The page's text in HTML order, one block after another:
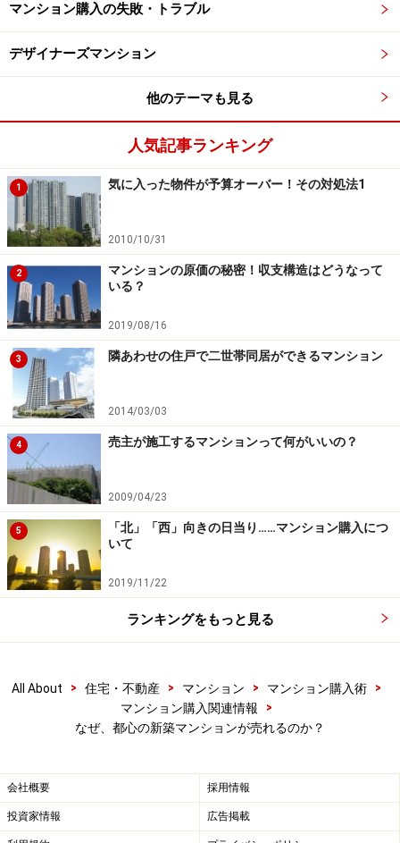
スポーツジムやミニシアター、託児所などは定番です
が、なかにはスーパーや金融機関の店舗、医療施設など
を設置している物件もあります。いわばマンション全体
がひとつの街として機能していると言えるでしょう。
都心のマンションはタワーだけではありません。もうひ
とつの「都心のマンション」といえば……
次ページ
しましょう。
※記事内容は執筆時点のものです。最新の内容をご確認くださ
い。
1/2 次のページへ
マンション購入の失敗・トラブル
デザイナーズマンション
他のテーマも見る
人気記事ランキング
1 気に入った物件が予算オーバー！その対処法1
2010/10/31
2
マンションの原価の秘密！収支構造はどうなって
いる？
2019/08/16
3 隣あわせの住戸で二世帯同居ができるマンション
2014/03/03
4 売主が施工するマンションって何がいいの？
2009/04/23
5
「北」「西」向きの日当り……マンション購入につ
いて
2019/11/22
ランキングをもっと見る
All About > 住宅・不動産 > マンション > マンション購入術
>
マンション購入関連情報
>
なぜ、都心の新築マンションが売れるのか？
会社概要 採用情報
投資家情報 広告掲載